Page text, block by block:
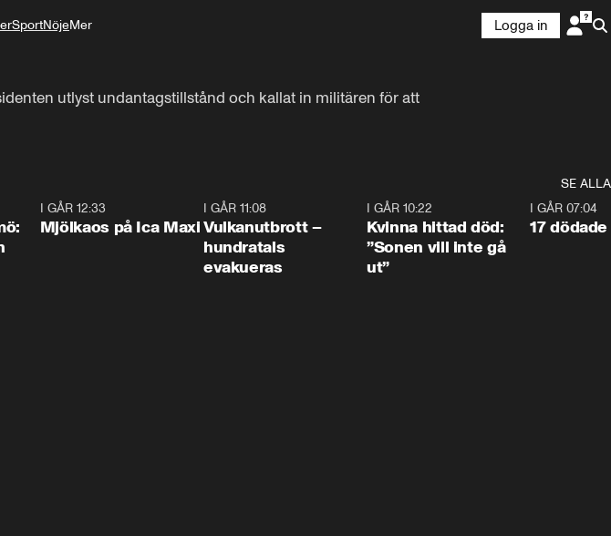
SportNöjeMer
Logga in
utlyst undantagstillstånd och kallat in militären för att
SE ALLA
I GÅR 12:33
Mjölkaos på Ica Maxi
I GÅR 11:08
Vulkanutbrott –
hundratals
evakueras
I GÅR 10:22
Kvinna hittad död:
”Sonen vill inte gå
ut”
I GÅR 07:04
17